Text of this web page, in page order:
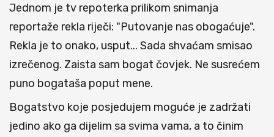
Jednom je tv repoterka prilikom snimanja
reportaže rekla riječi: "Putovanje nas obogaćuje".
Rekla je to onako, usput... Sada shvaćam smisao
izrečenog. Zaista sam bogat čovjek. Ne susrećem
puno bogataša poput mene.
Bogatstvo koje posjedujem moguće je zadržati
jedino ako ga dijelim sa svima vama, a to činim